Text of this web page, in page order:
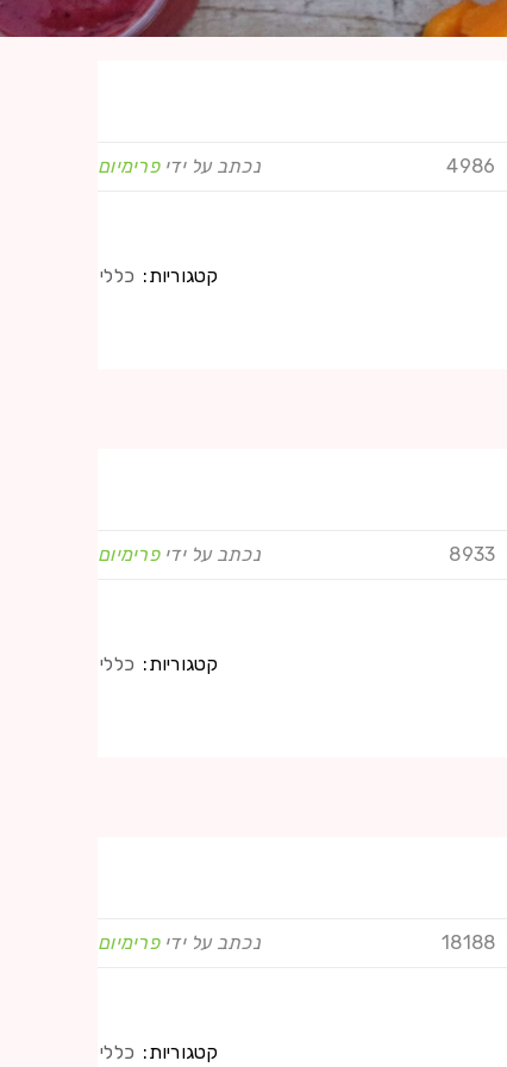
4986 נכתב על ידיפרימיום
קטגוריות: כללי
8933 נכתב על ידיפרימיום
קטגוריות: כללי
18188 נכתב על ידיפרימיום
קטגוריות: כללי